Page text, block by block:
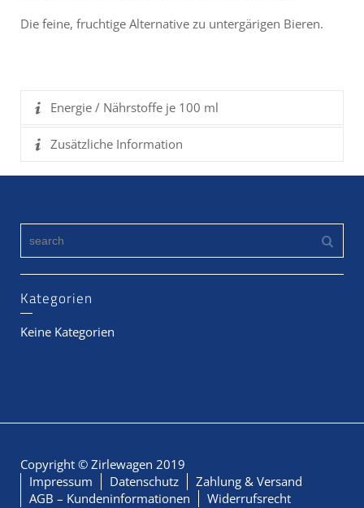
Die feine, fruchtige Alternative zu untergärigen Bieren.
Energie / Nährstoffe je 100 ml
Zusätzliche Information
Kategorien
Keine Kategorien
Copyright © Zirlewagen 2019
Impressum
Datenschutz
Zahlung & Versand
AGB – Kundeninformationen
Widerrufsrecht